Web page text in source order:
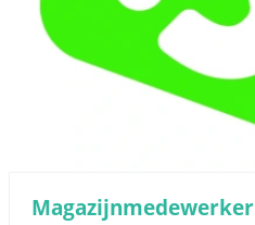
Magazijnmedewerker